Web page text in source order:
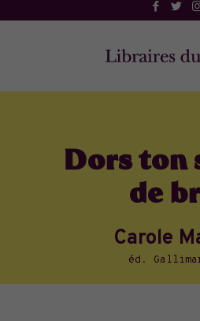
Dors ton
de
Carole
éd.